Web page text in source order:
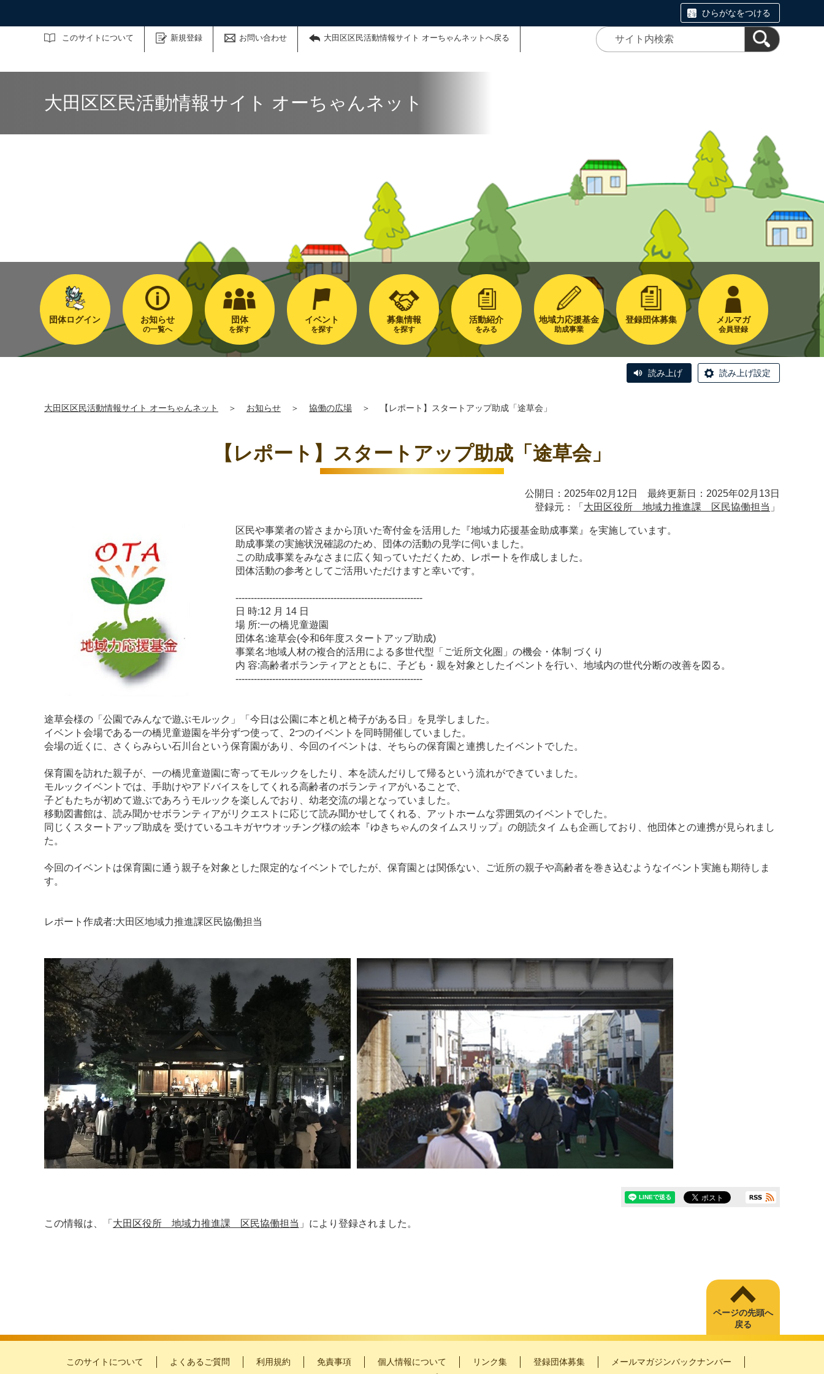
ひらがなをつける
このサイトについて 新規登録 お問い合わせ 大田区区民活動情報サイト オーちゃんネットへ戻る
サイト内検索
大田区区民活動情報サイト オーちゃんネット
団体ログイン お知らせ
の一覧へ
団体
を探す
イベント
を探す
募集情報
を探す
活動紹介
をみる
地域力応援基金
助成事業
登録団体募集 メルマガ
会員登録
読み上げ 読み上げ設定
大田区区民活動情報サイト オーちゃんネット ＞ お知らせ ＞ 協働の広場 ＞ 【レポート】スタートアップ助成「途草会」
【レポート】スタートアップ助成「途草会」
公開日：2025年02月12日 最終更新日：2025年02月13日
登録元：「 大田区役所 地域力推進課 区民協働担当 」
区民や事業者の皆さまから頂いた寄付金を活用した『地域力応援基金助成事業』を実施しています。
助成事業の実施状況確認のため、団体の活動の見学に伺いました。
この助成事業をみなさまに広く知っていただくため、レポートを作成しました。
団体活動の参考としてご活用いただけますと幸いです。
-------------------------------------------------------------
日 時:12 月 14 日
場 所:一の橋児童遊園
団体名:途草会(令和6年度スタートアップ助成)
事業名:地域人材の複合的活用による多世代型「ご近所文化圏」の機会・体制 づくり
内 容:高齢者ボランティアとともに、子ども・親を対象としたイベントを行い、地域内の世代分断の改善を図る。
-------------------------------------------------------------
途草会様の「公園でみんなで遊ぶモルック」「今日は公園に本と机と椅子がある日」を見学しました。
イベント会場である一の橋児童遊園を半分ずつ使って、2つのイベントを同時開催していました。
会場の近くに、さくらみらい石川台という保育園があり、今回のイベントは、そちらの保育園と連携したイベントでした。
保育園を訪れた親子が、一の橋児童遊園に寄ってモルックをしたり、本を読んだりして帰るという流れができていました。
モルックイベントでは、手助けやアドバイスをしてくれる高齢者のボランティアがいることで、
子どもたちが初めて遊ぶであろうモルックを楽しんでおり、幼老交流の場となっていました。
移動図書館は、読み聞かせボランティアがリクエストに応じて読み聞かせしてくれる、アットホームな雰囲気のイベントでした。
同じくスタートアップ助成を 受けているユキガヤウオッチング様の絵本『ゆきちゃんのタイムスリップ』の朗読タイ ムも企画しており、他団体との連携が見られまし
た。
今回のイベントは保育園に通う親子を対象とした限定的なイベントでしたが、保育園とは関係ない、ご近所の親子や高齢者を巻き込むようなイベント実施も期待しま
す。
レポート作成者:大田区地域力推進課区民協働担当
この情報は、「 大田区役所 地域力推進課 区民協働担当 」により登録されました。
ページの先頭へ
戻る
このサイトについて よくあるご質問 利用規約 免責事項 個人情報について リンク集 登録団体募集
メールマガジンバックナンバー